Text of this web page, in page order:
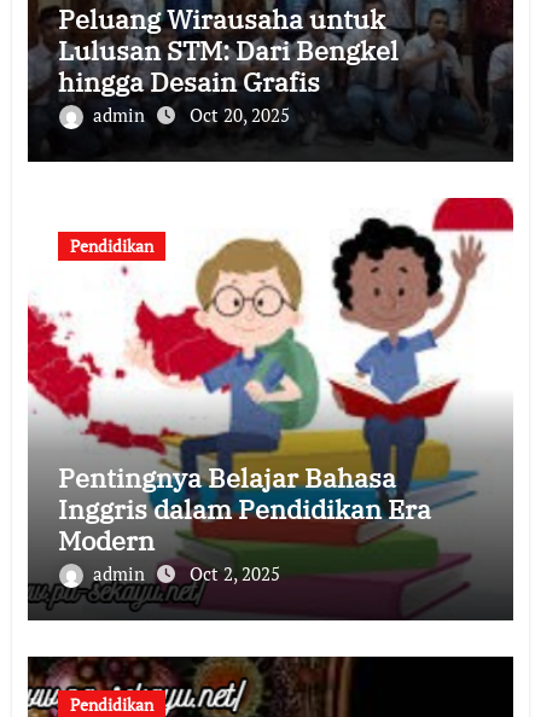
Peluang Wirausaha untuk
Lulusan STM: Dari Bengkel
hingga Desain Grafis
admin Oct 20, 2025
Pendidikan
Pentingnya Belajar Bahasa
Inggris dalam Pendidikan Era
Modern
admin Oct 2, 2025
Pendidikan